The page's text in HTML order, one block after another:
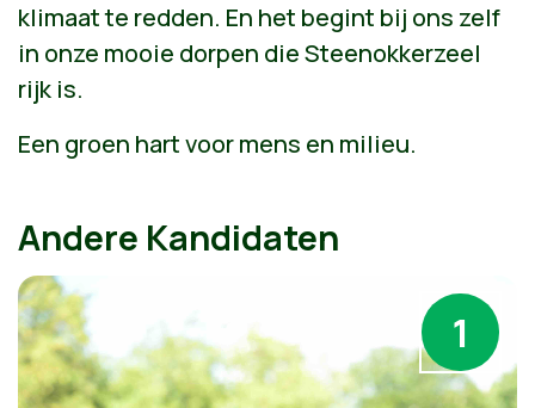
klimaat te redden. En het begint bij ons zelf
in onze mooie dorpen die Steenokkerzeel
rijk is.
Een groen hart voor mens en milieu.
Andere Kandidaten
1